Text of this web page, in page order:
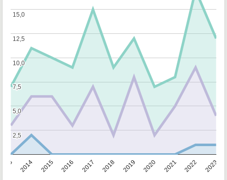
2014 2015 2016 2017 2018 2019 2020 2021 2022 2023
2,5
2,5
5,0
5,0
7,5
7,5
10,0
10,0
12,5
12,5
15,0
15,0